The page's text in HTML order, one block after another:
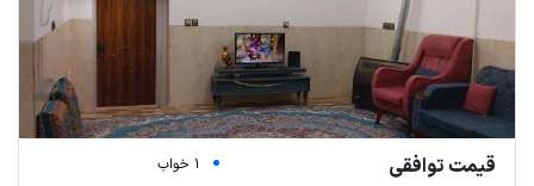
قیمت توافقی
1 خواب